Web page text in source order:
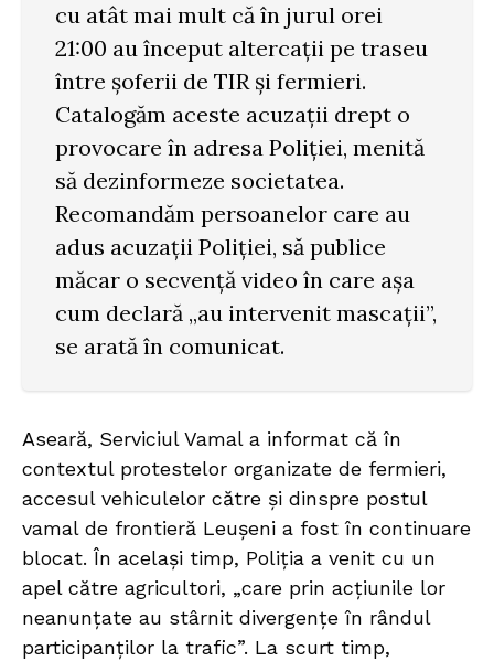
cu atât mai mult că în jurul orei
21:00 au început altercații pe traseu
între șoferii de TIR și fermieri.
Catalogăm aceste acuzații drept o
provocare în adresa Poliției, menită
să dezinformeze societatea.
Recomandăm persoanelor care au
adus acuzații Poliției, să publice
măcar o secvență video în care așa
cum declară „au intervenit mascații”,
se arată în comunicat.
Aseară, Serviciul Vamal a informat că în
contextul protestelor organizate de fermieri,
accesul vehiculelor către și dinspre postul
vamal de frontieră Leușeni a fost în continuare
blocat. În același timp, Poliția a venit cu un
apel către agricultori, „care prin acțiunile lor
neanunțate au stârnit divergențe în rândul
participanților la trafic”. La scurt timp,